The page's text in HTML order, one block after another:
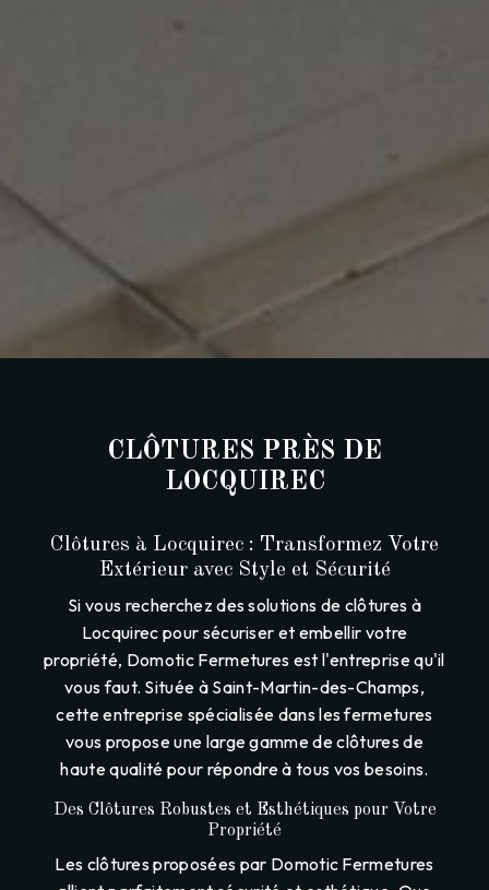
CLÔTURES PRÈS DE
LOCQUIREC
Clôtures à Locquirec : Transformez Votre
Extérieur avec Style et Sécurité
Si vous recherchez des solutions de clôtures à
Locquirec pour sécuriser et embellir votre
propriété, Domotic Fermetures est l'entreprise qu'il
vous faut. Située à Saint-Martin-des-Champs,
cette entreprise spécialisée dans les fermetures
vous propose une large gamme de clôtures de
haute qualité pour répondre à tous vos besoins.
Des Clôtures Robustes et Esthétiques pour Votre
Propriété
Les clôtures proposées par Domotic Fermetures